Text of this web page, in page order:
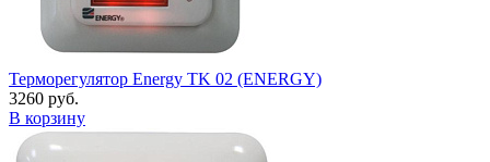
Терморегулятор Energy TK 02 (ENERGY)
3260 руб.
В корзину